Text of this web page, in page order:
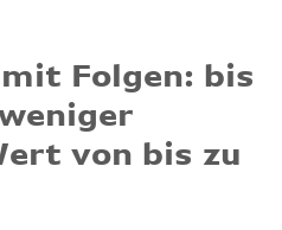
Folgen: bis
von bis zu